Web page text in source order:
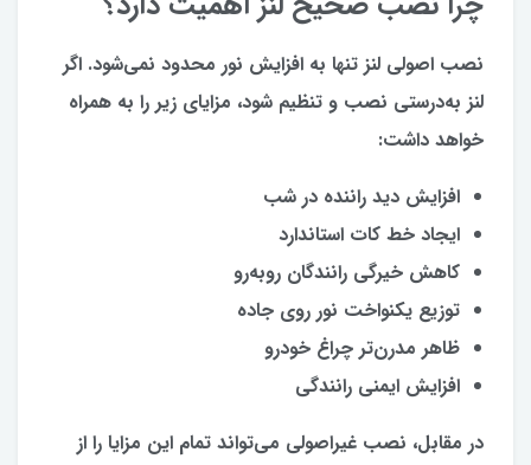
نصب اصولی لنز تنها به افزایش نور محدود نمی‌شود. اگر
لنز به‌درستی نصب و تنظیم شود، مزایای زیر را به همراه
خواهد داشت:
افزایش دید راننده در شب
ایجاد خط کات استاندارد
کاهش خیرگی رانندگان روبه‌رو
توزیع یکنواخت نور روی جاده
ظاهر مدرن‌تر چراغ خودرو
افزایش ایمنی رانندگی
در مقابل، نصب غیراصولی می‌تواند تمام این مزایا را از